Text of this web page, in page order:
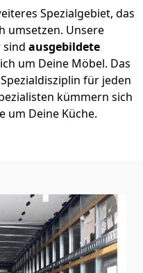
Spezialgebiet, das
umsetzen. Unsere
sind ausgebildete
um Deine Möbel. Das
für jeden
kümmern sich
um Deine Küche.